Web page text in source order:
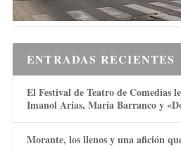
ENTRADAS RECIENTES
El Festival de Teatro de Comedias
Imanol Arias, María Barranco y
Morante, los llenos y una afición